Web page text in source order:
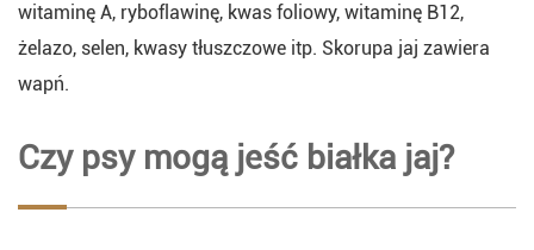
witaminę A, ryboflawinę, kwas foliowy, witaminę B12,
żelazo, selen, kwasy tłuszczowe itp. Skorupa jaj zawiera
wapń.
Czy psy mogą jeść białka jaj?